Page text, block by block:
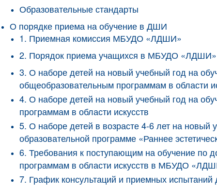
Образовательные стандарты
О порядке приема на обучение в ДШИ
1. Приемная комиссия МБУДО «ЛДШИ»
2. Порядок приема учащихся в МБУДО «ЛДШИ»
3. О наборе детей на новый учебный год на
общеобразовательным программам в области
4. О наборе детей на новый учебный год на
программам в области искусств
5. О наборе детей в возрасте 4-6 лет на
образовательной программе «Раннее
6. Требования к поступающим на обучение по
программам в области искусств в МБУДО
7. График консультаций и приемных